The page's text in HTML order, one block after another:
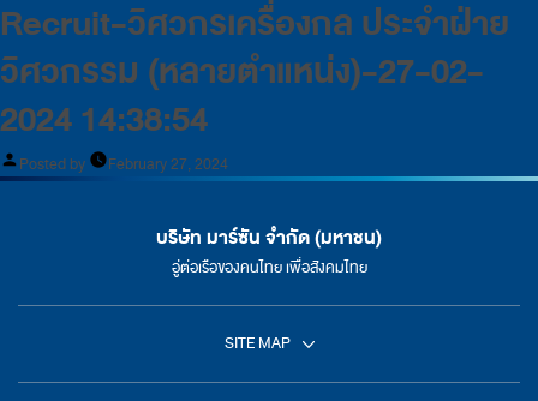
Recruit-วิศวกรเครื่องกล ประจำฝ่าย
วิศวกรรม (หลายตำแหน่ง)-27-02-
2024 14:38:54
Posted by February 27, 2024
บริษัท มาร์ซัน จำกัด (มหาชน)
อู่ต่อเรือของคนไทย เพื่อสังคมไทย
SITE MAP